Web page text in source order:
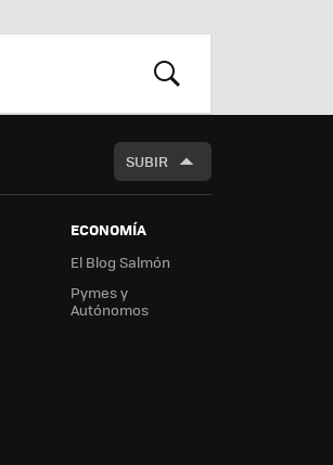
BUSCAR
SUBIR
ECONOMÍA
El Blog Salmón
Pymes y
Autónomos